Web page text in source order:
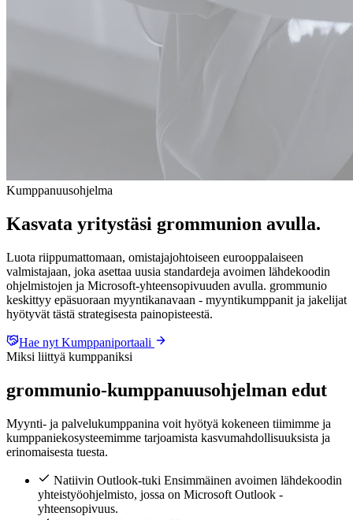
Kumppanuusohjelma
Kasvata yritystäsi grommunion avulla.
Luota riippumattomaan, omistajajohtoiseen eurooppalaiseen
valmistajaan, joka asettaa uusia standardeja avoimen lähdekoodin
ohjelmistojen ja Microsoft-yhteensopivuuden avulla. grommunio
keskittyy epäsuoraan myyntikanavaan - myyntikumppanit ja jakelijat
hyötyvät tästä strategisesta painopisteestä.
Hae nyt Kumppaniportaali
Miksi liittyä kumppaniksi
grommunio-kumppanuusohjelman edut
Myynti- ja palvelukumppanina voit hyötyä kokeneen tiimimme ja
kumppaniekosysteemimme tarjoamista kasvumahdollisuuksista ja
erinomaisesta tuesta.
Natiivin Outlook-tuki Ensimmäinen avoimen lähdekoodin
yhteistyöohjelmisto, jossa on Microsoft Outlook -
yhteensopivuus.